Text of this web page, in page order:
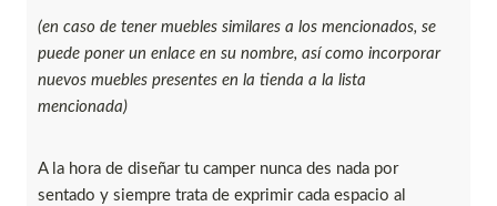
(en caso de tener muebles similares a los mencionados, se
puede poner un enlace en su nombre, así como incorporar
nuevos muebles presentes en la tienda a la lista
mencionada)
A la hora de diseñar tu camper nunca des nada por
sentado y siempre trata de exprimir cada espacio al